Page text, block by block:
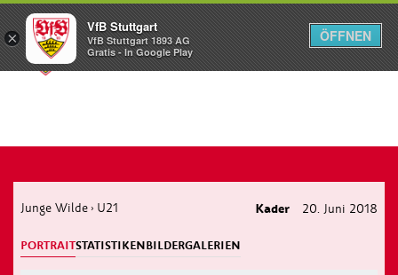
Menü
Junge Wilde › U21 Kader 20. Juni 2018
PORTRAITSTATISTIKENBILDERGALERIEN
×
VfB Stuttgart
VfB Stuttgart 1893 AG
Gratis - In Google Play
ÖFFNEN